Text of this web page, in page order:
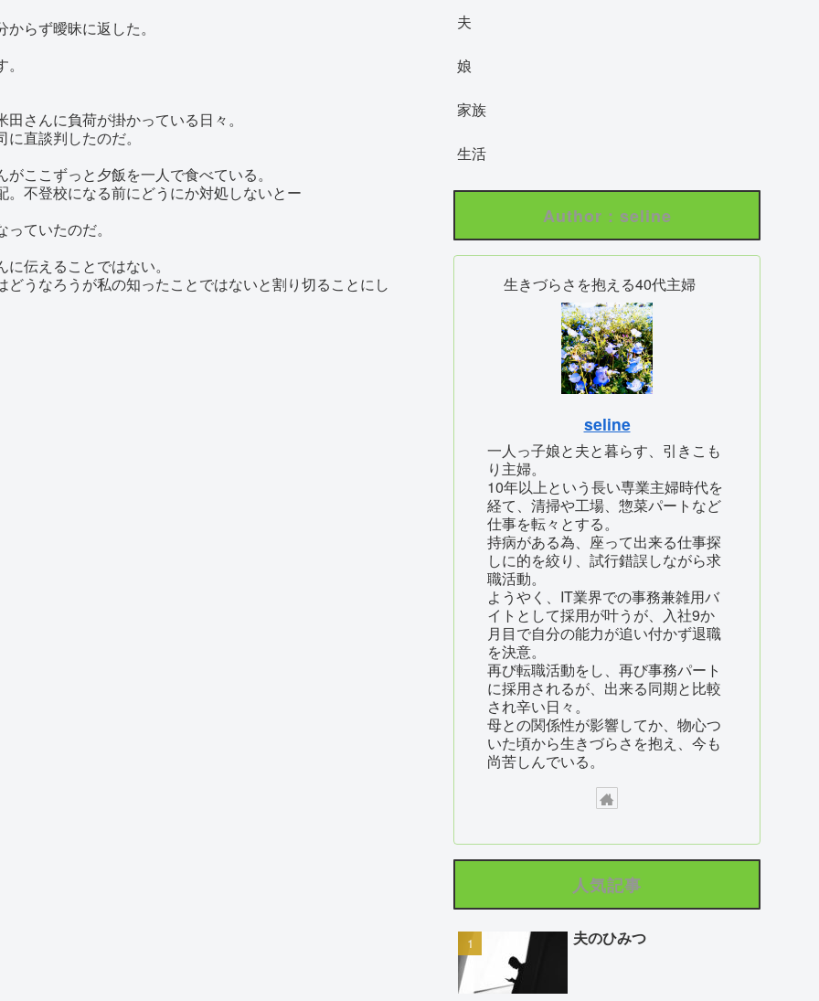
らず曖昧に返した。
さんに負荷が掛かっている日々。
直談判したのだ。
ここずっと夕飯を一人で食べている。
不登校になる前にどうにか対処しないとー
ていたのだ。
伝えることではない。
うなろうが私の知ったことではないと割り切ることにし
夫
娘
家族
生活
Author : seline
生きづらさを抱える40代主婦
seline
一人っ子娘と夫と暮らす、引きこも
り主婦。
10年以上という長い専業主婦時代を
経て、清掃や工場、惣菜パートなど
仕事を転々とする。
持病がある為、座って出来る仕事探
しに的を絞り、試行錯誤しながら求
職活動。
ようやく、IT業界での事務兼雑用バ
イトとして採用が叶うが、入社9か
月目で自分の能力が追い付かず退職
を決意。
再び転職活動をし、再び事務パート
に採用されるが、出来る同期と比較
され辛い日々。
母との関係性が影響してか、物心つ
いた頃から生きづらさを抱え、今も
尚苦しんでいる。
人気記事
夫のひみつ